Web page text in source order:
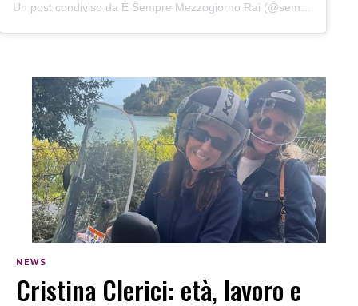
Un post condiviso da È Sempre Mezzogiorno Rai (@sempremezzogiornorai)
NEWS
Cristina Clerici: età, lavoro e